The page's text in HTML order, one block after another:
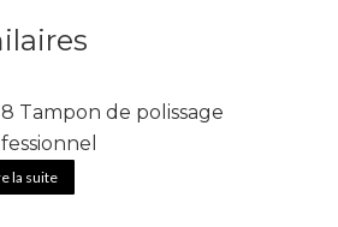
Tampon de polissage
la suite